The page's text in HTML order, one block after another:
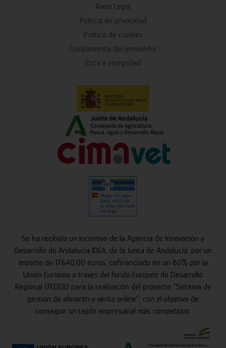
Aviso Legal
Política de privacidad
Política de cookies
Cumplimiento del proveedor
Ética e Integridad
Se ha recibido un incentivo de la Agencia de Innovación y
Desarrollo de Andalucía IDEA, de la Junta de Andalucía, por un
importe de 17.640,00 euros, cofinanciado en un 80% por la
Unión Europea a través del Fondo Europeo de Desarrollo
Regional (FEDER) para la realización del proyecto “Sistema de
gestión de almacén y venta online”, con el objetivo de
conseguir un tejido empresarial más competitivo.